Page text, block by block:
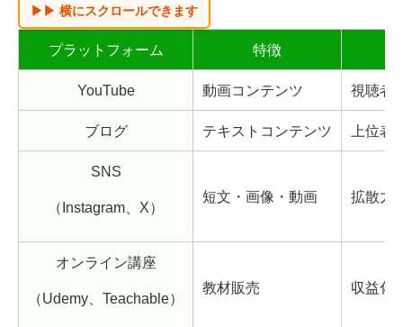
プラットフォーム 特徴
YouTube 動画コンテンツ 視聴者
ブログ テキストコンテンツ 上位
SNS
（Instagram、X）
短文・画像・動画 拡散力
オンライン講座
（Udemy、Teachable）
教材販売 収益化